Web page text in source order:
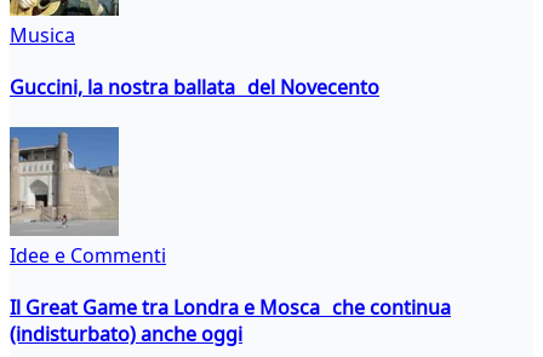
Musica
Guccini, la nostra ballata del Novecento
Idee e Commenti
Il Great Game tra Londra e Mosca che continua
(indisturbato) anche oggi